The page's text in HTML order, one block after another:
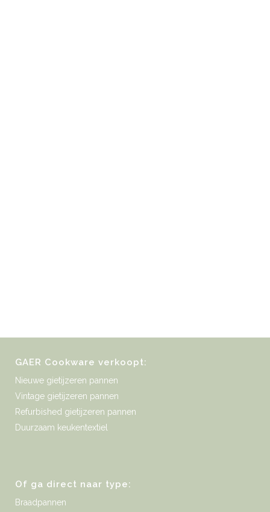
GAER Cookware verkoopt:
Nieuwe gietijzeren pannen
Vintage gietijzeren pannen
Refurbished gietijzeren pannen
Duurzaam keukentextiel
Of ga direct naar type:
Braadpannen